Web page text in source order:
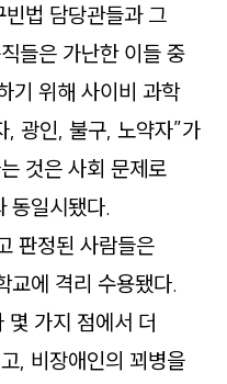
법 담당관들과 그
들은 가난한 이들 중
기 위해 사이비 과학
, 광인, 불구, 노약자”가
것은 사회 문제로
동일시됐다.
판정된 사람들은
교에 격리 수용됐다.
몇 가지 점에서 더
, 비장애인의 꾀병을